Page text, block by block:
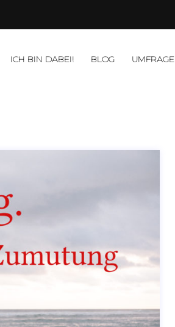
ICH BIN DABEI! BLOG UMFRAGE